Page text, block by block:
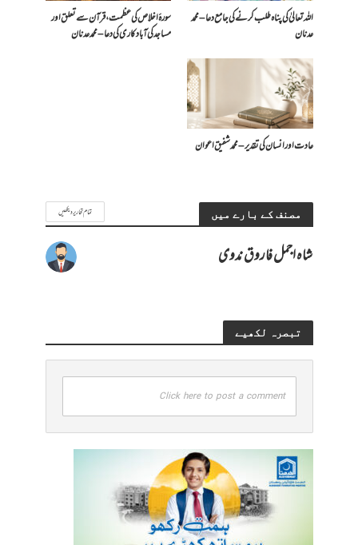
اللہ تعالیٰ کی پناہ طلب کرنے کی جامع دعا – محمد
عدنان
سورۂ اخلاص کی عظمت، قرآن سے تعلق اور
مساجد کی آبادکاری کی دعا – محمد عدنان
عادت اور انسان کی تقدیر – محمد شفیق اعوان
مصنف کے بارے میں تمام تحاریر دیکھیں
شاہ اجمل فاروق ندوی
تبصرہ لکھیے
Click here to post a comment